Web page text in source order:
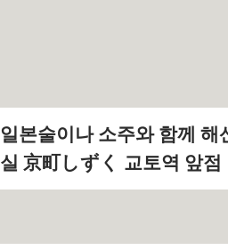
일본술이나 소주와 함께 해
실 京町しずく 교토역 앞점